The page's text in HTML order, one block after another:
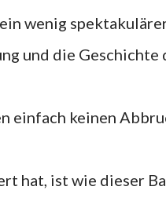
wenig
und die Geschichte
einfach keinen
hat, ist wie dieser